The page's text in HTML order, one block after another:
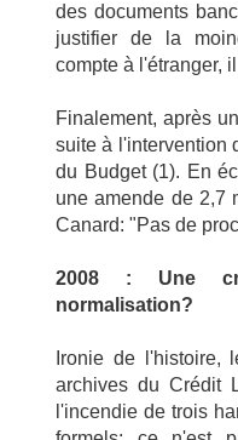
des documents
justifier de la
compte à l'étranger,
Finalement, après
suite à l'intervention
du Budget (1). En
une amende de 2,7
Canard: "Pas de
2008 : Une
normalisation?
Ironie de l'histoire,
archives du Crédit
l'incendie de trois